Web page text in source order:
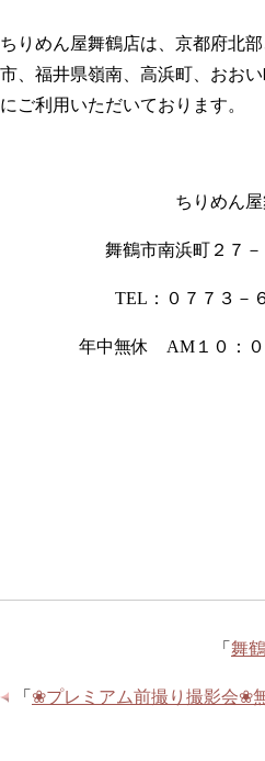
ちりめん屋舞鶴店は、京都府北
市、福井県嶺南、高浜町、おお
にご利用いただいております。
ちりめん
舞鶴市南浜町２７
TEL：０７７３－
年中無休 AM１０：０
「 舞
「 ❀プレミアム前撮り撮影会❀